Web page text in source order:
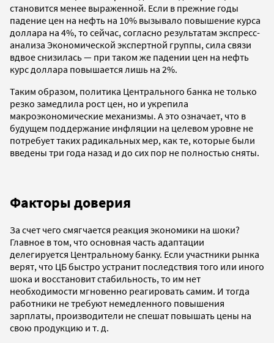
становится менее выраженной. Если в прежние годы
падение цен на нефть на 10% вызывало повышение курса
доллара на 4%, то сейчас, согласно результатам экспресс-
анализа Экономической экспертной группы, сила связи
вдвое снизилась — при таком же падении цен на нефть
курс доллара повышается лишь на 2%.
Таким образом, политика Центрального банка не только
резко замедлила рост цен, но и укрепила
макроэкономические механизмы. А это означает, что в
будущем поддержание инфляции на целевом уровне не
потребует таких радикальных мер, как те, которые были
введены три года назад и до сих пор не полностью сняты.
Факторы доверия
За счет чего смягчается реакция экономики на шоки?
Главное в том, что основная часть адаптации
делегируется Центральному банку. Если участники рынка
верят, что ЦБ быстро устранит последствия того или иного
шока и восстановит стабильность, то им нет
необходимости мгновенно реагировать самим. И тогда
работники не требуют немедленного повышения
зарплаты, производители не спешат повышать цены на
свою продукцию и т. д.